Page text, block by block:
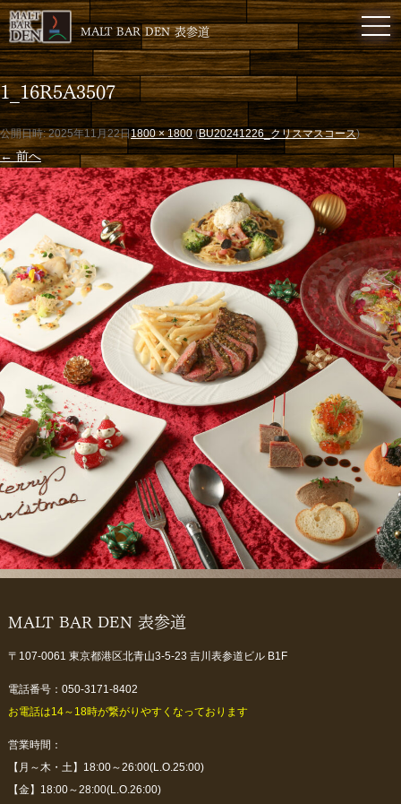
MALT BAR DEN 表参道
1_16R5A3507
公開日時: 2025年11月22日1800 × 1800(BU20241226_クリスマスコース)
← 前へ
MALT BAR DEN 表参道
〒107-0061 東京都港区北青山3-5-23 吉川表参道ビル B1F
電話番号：050-3171-8402
お電話は14～18時が繋がりやすくなっております
営業時間：
【月～木・土】18:00～26:00(L.O.25:00)
【金】18:00～28:00(L.O.26:00)